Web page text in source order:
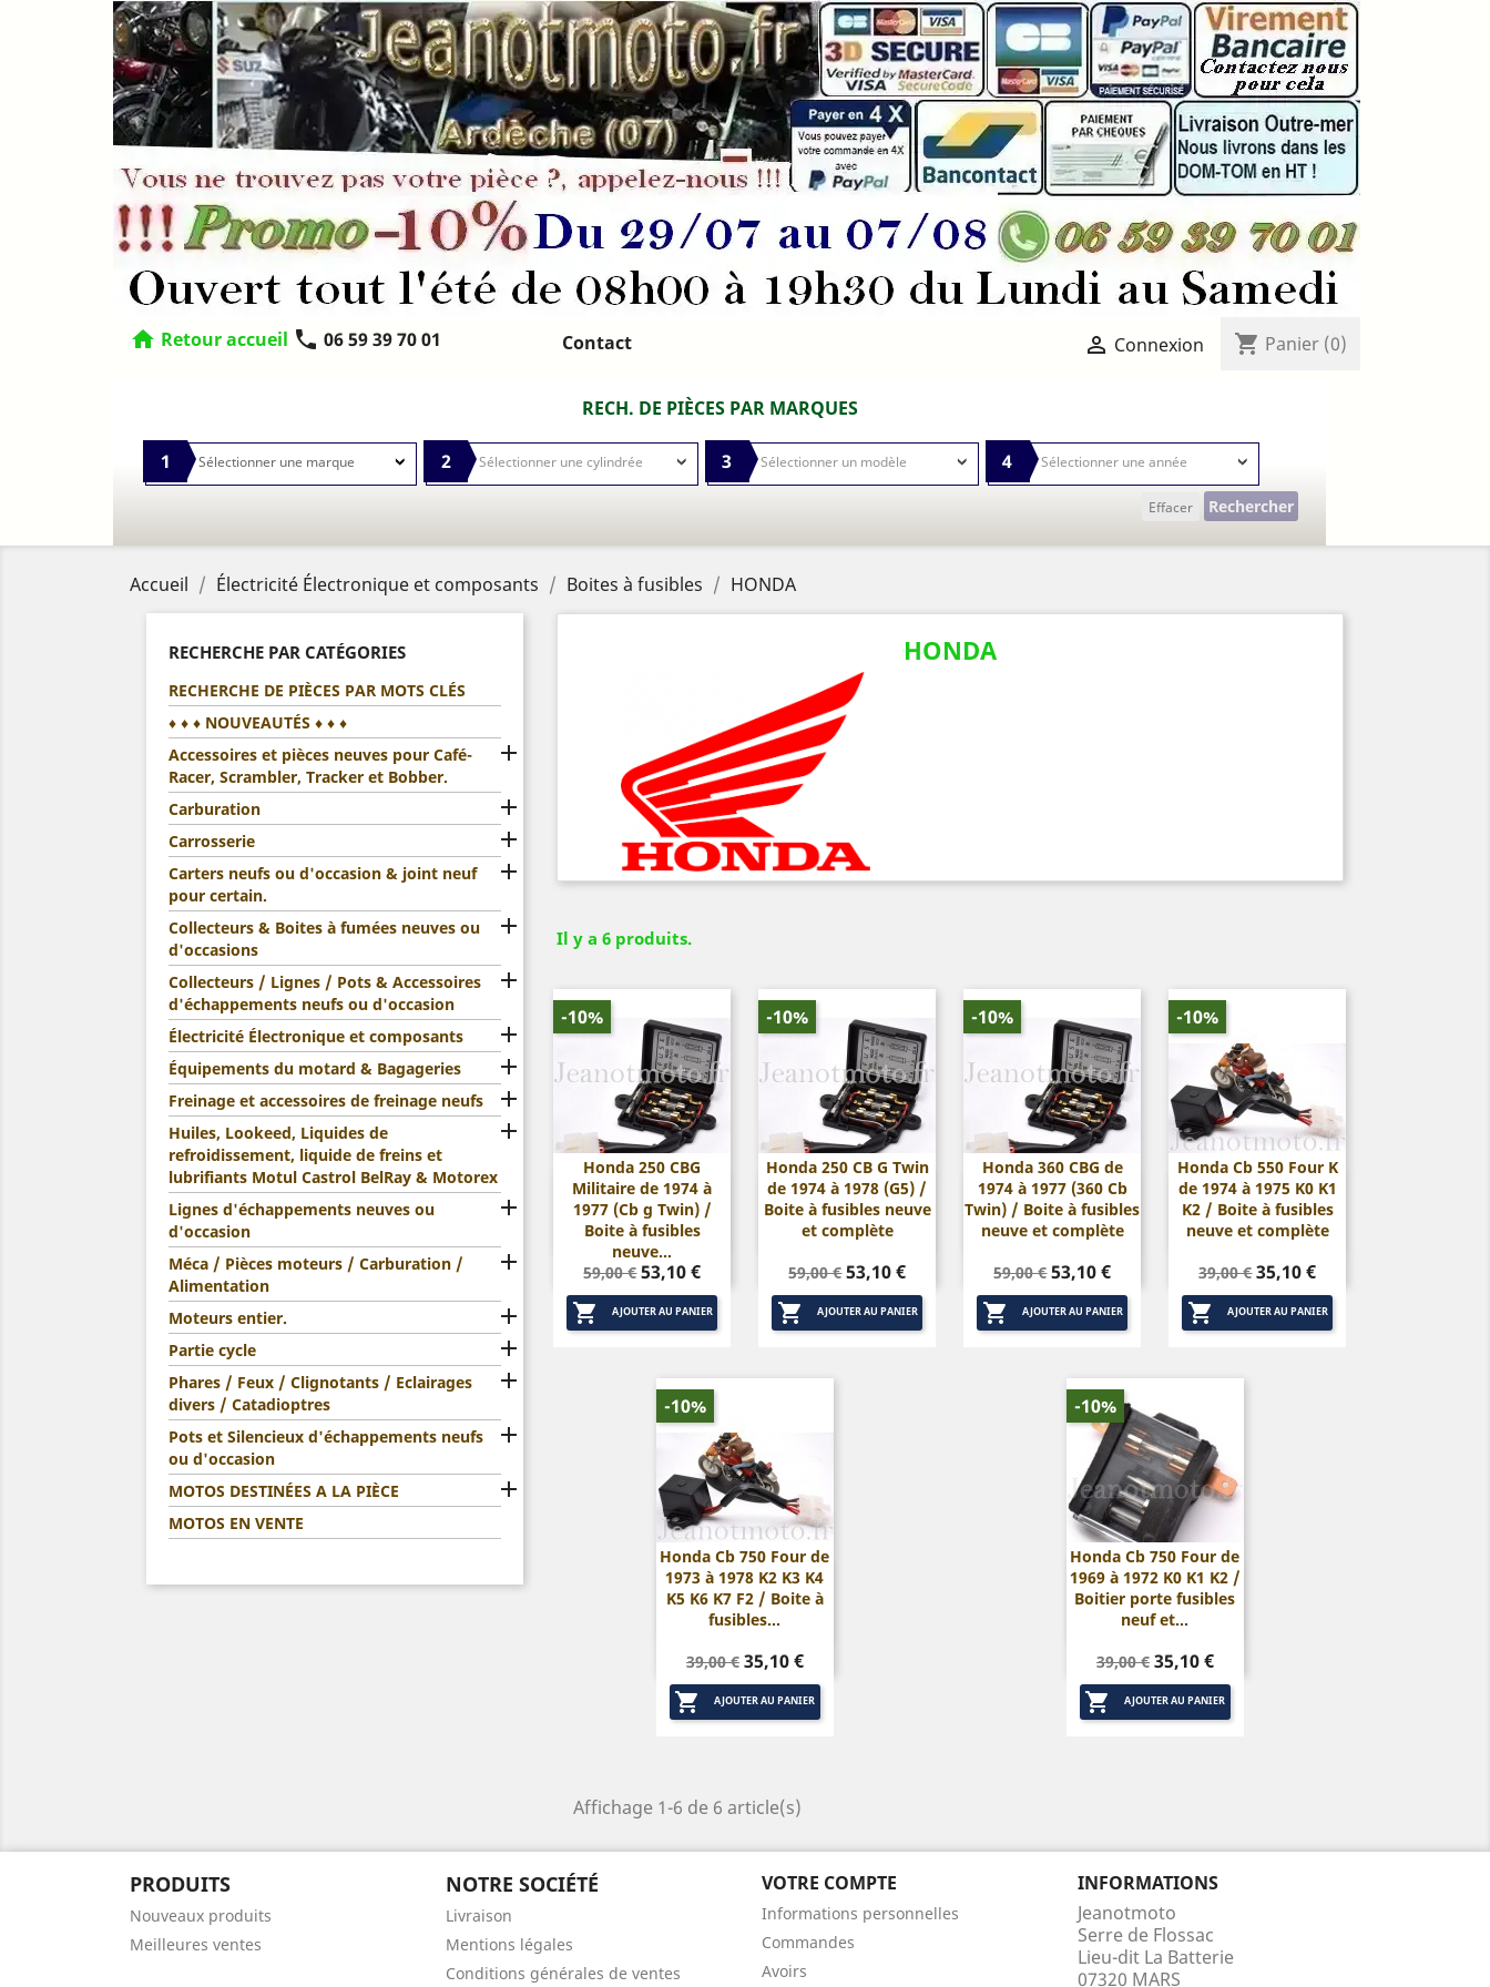
home Retour accueil phone 06 59 39 70 01 Contact  Connexion shopping_cart Panier (0)
RECH. DE PIÈCES PAR MARQUES
1 2 3 4
Effacer Rechercher
Accueil Électricité Électronique et composants Boites à fusibles HONDA
RECHERCHE PAR CATÉGORIES
RECHERCHE DE PIÈCES PAR MOTS CLÉS
♦ ♦ ♦ NOUVEAUTÉS ♦ ♦ ♦
Accessoires et pièces neuves pour Café-
Racer, Scrambler, Tracker et Bobber.

Carburation 
Carrosserie 
Carters neufs ou d'occasion & joint neuf
pour certain.

Collecteurs & Boites à fumées neuves ou
d'occasions

Collecteurs / Lignes / Pots & Accessoires
d'échappements neufs ou d'occasion

Électricité Électronique et composants 
Équipements du motard & Bagageries 
Freinage et accessoires de freinage neufs 
Huiles, Lookeed, Liquides de
refroidissement, liquide de freins et
lubrifiants Motul Castrol BelRay & Motorex

Lignes d'échappements neuves ou
d'occasion

Méca / Pièces moteurs / Carburation /
Alimentation

Moteurs entier. 
Partie cycle 
Phares / Feux / Clignotants / Eclairages
divers / Catadioptres

Pots et Silencieux d'échappements neufs
ou d'occasion

MOTOS DESTINÉES A LA PIÈCE 
MOTOS EN VENTE
HONDA
Il y a 6 produits.
Honda 250 CBG
Militaire de 1974 à
1977 (Cb g Twin) /
Boite à fusibles
neuve...
Prix
de
base
59,00 €Prix
53,10 €
 AJOUTER AU PANIER
-10%
Aperçu rapide
Honda 250 CB G Twin
de 1974 à 1978 (G5) /
Boite à fusibles neuve
et complète
Prix
de
base
59,00 €Prix
53,10 €
 AJOUTER AU PANIER
-10%
Aperçu rapide
Honda 360 CBG de
1974 à 1977 (360 Cb
Twin) / Boite à fusibles
neuve et complète
Prix
de
base
59,00 €Prix
53,10 €
 AJOUTER AU PANIER
-10%
Aperçu rapide
Honda Cb 550 Four K
de 1974 à 1975 K0 K1
K2 / Boite à fusibles
neuve et complète
Prix
de
base
39,00 €Prix
35,10 €
 AJOUTER AU PANIER
-10%
Aperçu rapide
Honda Cb 750 Four de
1973 à 1978 K2 K3 K4
K5 K6 K7 F2 / Boite à
fusibles...
Prix
de
base
39,00 € Prix
35,10 €
 AJOUTER AU PANIER
-10%
Aperçu rapide
Honda Cb 750 Four de
1969 à 1972 K0 K1 K2 /
Boitier porte fusibles
neuf et...
Prix
de
base
39,00 € Prix
35,10 €
 AJOUTER AU PANIER
-10%
Aperçu rapide
Affichage 1-6 de 6 article(s)
PRODUITS
Nouveaux produits
Meilleures ventes
NOTRE SOCIÉTÉ
Livraison
Mentions légales
Conditions générales de ventes
VOTRE COMPTE
Informations personnelles
Commandes
Avoirs
INFORMATIONS
Jeanotmoto
Serre de Flossac
Lieu-dit La Batterie
07320 MARS